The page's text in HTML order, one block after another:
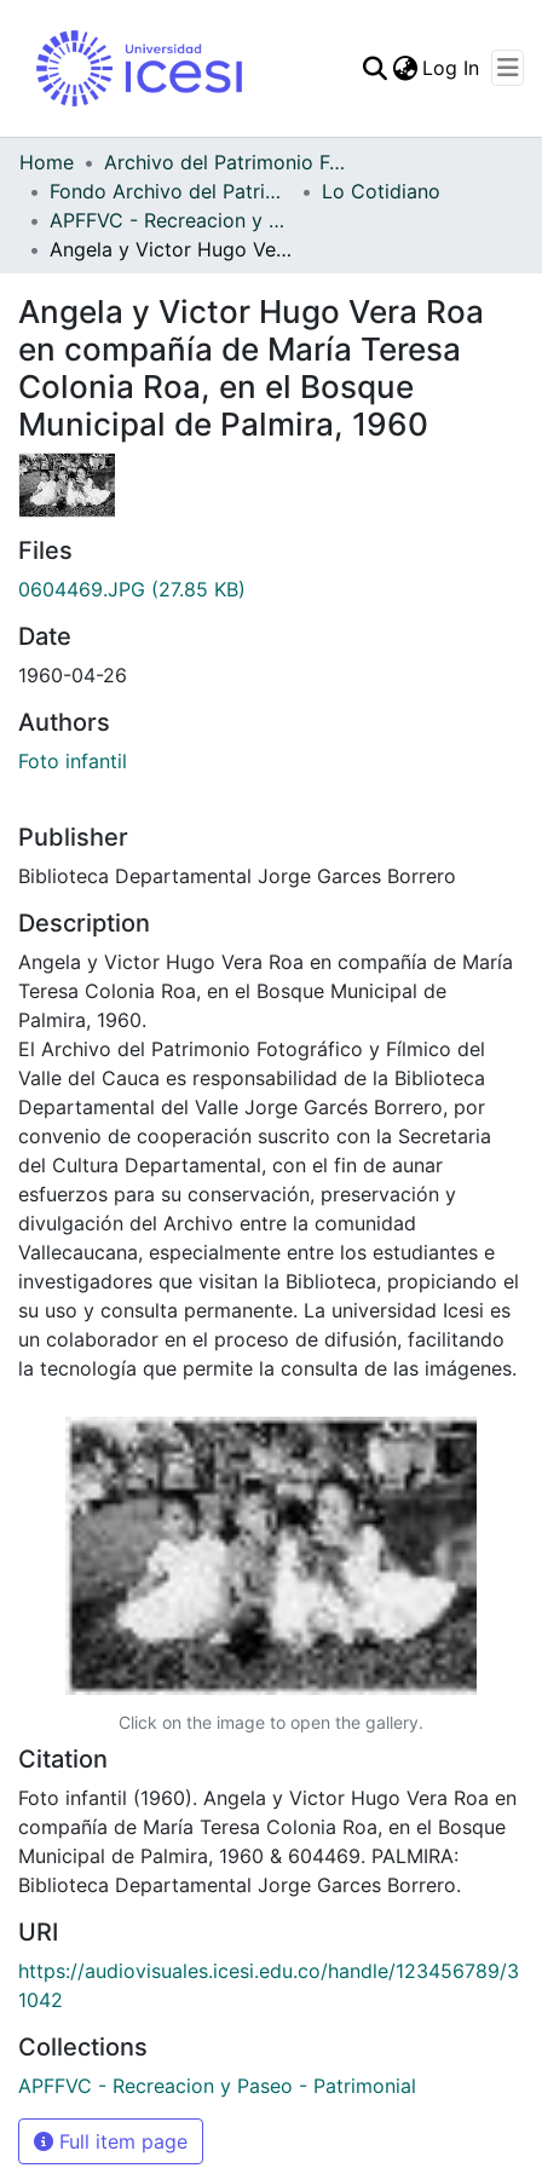
Statistics
Log In
Home
Archivo del Patrimonio Fotográfico y Fílmico del Valle del Cauca
Fondo Archivo del Patrimonio Fotográfico y Fílmico del Valle del Cauca
Lo Cotidiano
APFFVC - Recreacion y Paseo - Patrimonial
Angela y Victor Hugo Vera Roa en compañía de María Teresa Colonia Roa, en el Bosque Municipal de Palmira, 1960
Angela y Victor Hugo Vera Roa
en compañía de María Teresa
Colonia Roa, en el Bosque
Municipal de Palmira, 1960
Files
0604469.JPG (27.85 KB)
Date
1960-04-26
Authors
Foto infantil
Publisher
Biblioteca Departamental Jorge Garces Borrero
Description
Angela y Victor Hugo Vera Roa en compañía de María
Teresa Colonia Roa, en el Bosque Municipal de
Palmira, 1960.
El Archivo del Patrimonio Fotográfico y Fílmico del
Valle del Cauca es responsabilidad de la Biblioteca
Departamental del Valle Jorge Garcés Borrero, por
convenio de cooperación suscrito con la Secretaria
del Cultura Departamental, con el fin de aunar
esfuerzos para su conservación, preservación y
divulgación del Archivo entre la comunidad
Vallecaucana, especialmente entre los estudiantes e
investigadores que visitan la Biblioteca, propiciando el
su uso y consulta permanente. La universidad Icesi es
un colaborador en el proceso de difusión, facilitando
la tecnología que permite la consulta de las imágenes.
Click on the image to open the gallery.
Citation
Foto infantil (1960). Angela y Victor Hugo Vera Roa en
compañía de María Teresa Colonia Roa, en el Bosque
Municipal de Palmira, 1960 & 604469. PALMIRA:
Biblioteca Departamental Jorge Garces Borrero.
URI
https://audiovisuales.icesi.edu.co/handle/123456789/3
1042
Collections
APFFVC - Recreacion y Paseo - Patrimonial
Full item page